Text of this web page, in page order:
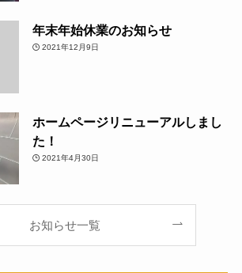
年末年始休業のお知らせ
2021年12月9日
ホームページリニューアルしまし
た！
2021年4月30日
お知らせ一覧